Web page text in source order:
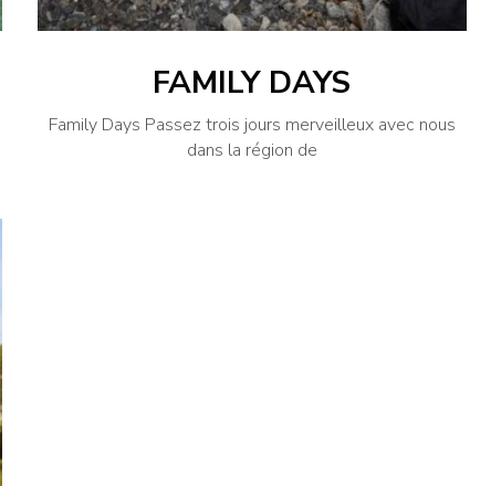
FAMILY DAYS
Family Days Passez trois jours merveilleux avec nous
dans la région de